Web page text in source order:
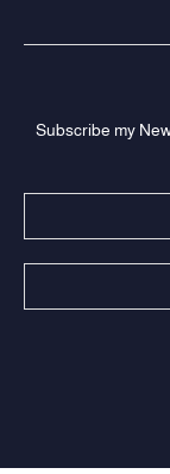
Subscribe my